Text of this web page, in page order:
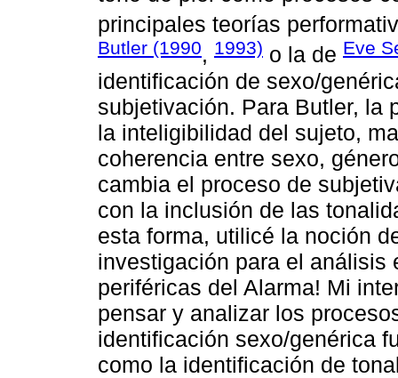
principales teorías
Butler (1990, 1993) o la de Eve
identificación de sexo/
subjetivación. Para Butler, la
la inteligibilidad del sujeto,
coherencia entre sexo,
cambia el proceso de
con la inclusión de las
esta forma, utilicé la noción
investigación para el análisis
periféricas del Alarma! Mi
pensar y analizar los
identificación sexo/genérica
como la identificación de